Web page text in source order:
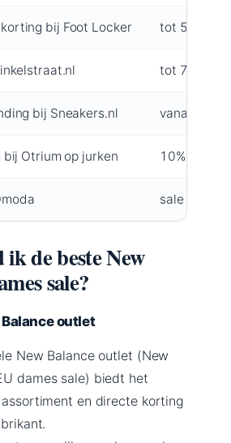
bij Foot Locker tot 50% (
tot 70% (
bij Sneakers.nl vanaf €50 (
Otrium op jurken 10% (
sale met
de beste New
sale?
outlet
New Balance outlet (New
dames sale) biedt het
en directe korting